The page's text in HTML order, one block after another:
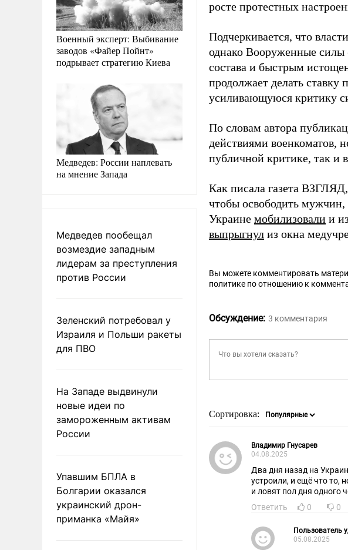
Военный эксперт: Выбивание
заводов «Файер Пойнт»
подрывает стратегию Киева
Медведев: России наплевать
на мнение Запада
Медведев пообещал
возмездие западным
лидерам за преступления
против России
Зеленский потребовал у
Израиля и Польши ракеты
для ПВО
На Западе выдвинули
новые идеи по
замороженным активам
России
Упавшим БПЛА в
Болгарии оказался
украинский дрон-
приманка «Майя»
росте протестных
Подчеркивается, что
однако Вооруженные силы
состава и быстрым
продолжает делать
усиливающуюся критику
По словам автора
действиями военкоматов,
публичной критике, так и
Как писала газета
чтобы освободить
Украине мобилизовали и
выпрыгнул из окна
Вы можете комментировать
политике по отношению к
Обсуждение: 3 комментария
Сортировка:
Владимир Гнусарев
04.08.2025
Два дня назад на
устроили, и ещё что то,
и ловят пол дня одного
Ответить
0 0
Пользователь
05.08.2025